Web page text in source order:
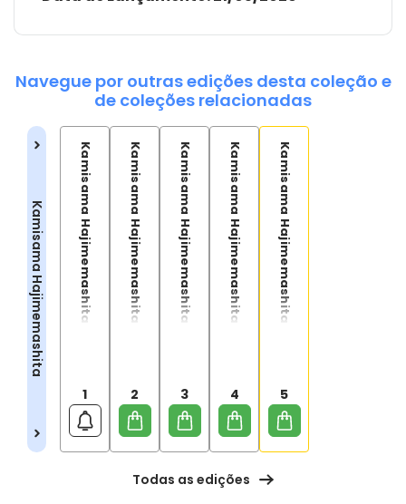
Navegue por outras edições desta coleção e
de coleções relacionadas
Kamisama Hajimemashita Kamisama Hajimemashita 01
1
Kamisama Hajimemashita 02
2
Kamisama Hajimemashita 03
3
Kamisama Hajimemashita 04
4
Kamisama Hajimemashita 05
5
Todas as edições